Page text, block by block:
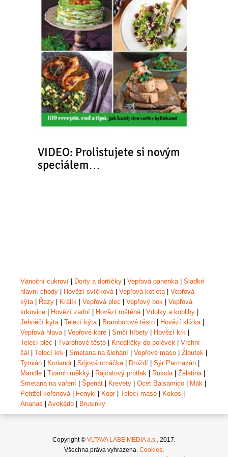
VIDEO: Prolistujete si novým
speciálem…
Vánoční cukroví Dorty a dortíčky Vepřová panenka| Sladké
hlavní chody
Hovězí svíčková| Vepřová kotleta| Vepřová
kýta| Řezy Králík Vepřová plec Vepřový bok
Vepřová
krkovice
Hovězí zadní Hovězí roštěná| Vdolky a koblihy
Jehněčí kýta| Telecí kýta| Bramborové těsto Hovězí kližka|
Vepřová hlava| Vepřové karé Srnčí hřbety Hovězí krk
Telecí plec
Tvarohové těsto Knedlíčky do polévek
Vrchní
šál
Telecí krk Smetana na šlehání Vepřové maso Žloutek
Tymián
Koriandr| Sójová omáčka| Droždí Sýr Parmazán
Mandle
Tvaroh měkký Rajčatový protlak Rukola| Želatina|
Smetana na vaření
Špenát Krevety Ocet Balsamico Mák
Petržel kořenová| Fenykl Kopr| Telecí maso Kokos
Ananas
Avokádo Brusinky
Copyright © VLTAVA LABE MEDIA a.s., 2017.
Všechna práva vyhrazena. Cookies.